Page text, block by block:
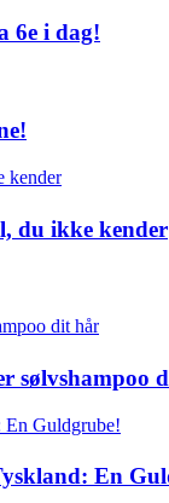
6e i dag!
du ikke kender
sølvshampoo
En